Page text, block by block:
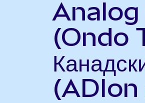
Analog
(Ondo
(ADIon